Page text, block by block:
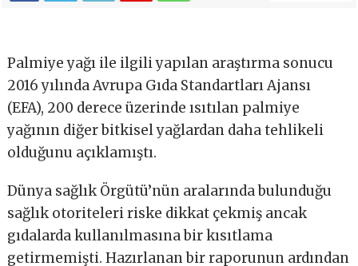
Palmiye yağı ile ilgili yapılan araştırma sonucu
2016 yılında Avrupa Gıda Standartları Ajansı
(EFA), 200 derece üzerinde ısıtılan palmiye
yağının diğer bitkisel yağlardan daha tehlikeli
olduğunu açıklamıştı.
Dünya sağlık Örgütü’nün aralarında bulunduğu
sağlık otoriteleri riske dikkat çekmiş ancak
gıdalarda kullanılmasına bir kısıtlama
getirmemişti. Hazırlanan bir raporunun ardından